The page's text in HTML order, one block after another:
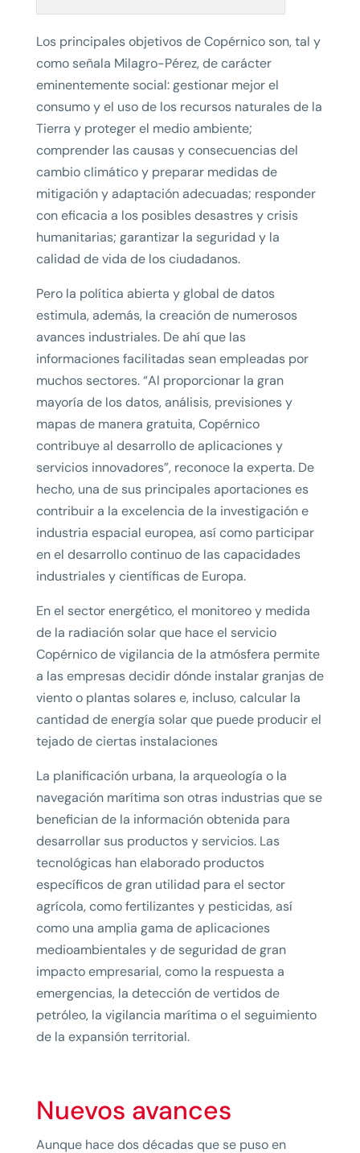
Los principales objetivos de Copérnico son, tal y
como señala Milagro-Pérez, de carácter
eminentemente social: gestionar mejor el
consumo y el uso de los recursos naturales de la
Tierra y proteger el medio ambiente;
comprender las causas y consecuencias del
cambio climático y preparar medidas de
mitigación y adaptación adecuadas; responder
con eficacia a los posibles desastres y crisis
humanitarias; garantizar la seguridad y la
calidad de vida de los ciudadanos.
Pero la política abierta y global de datos
estimula, además, la creación de numerosos
avances industriales. De ahí que las
informaciones facilitadas sean empleadas por
muchos sectores. “Al proporcionar la gran
mayoría de los datos, análisis, previsiones y
mapas de manera gratuita, Copérnico
contribuye al desarrollo de aplicaciones y
servicios innovadores”, reconoce la experta. De
hecho, una de sus principales aportaciones es
contribuir a la excelencia de la investigación e
industria espacial europea, así como participar
en el desarrollo continuo de las capacidades
industriales y científicas de Europa.
En el sector energético, el monitoreo y medida
de la radiación solar que hace el servicio
Copérnico de vigilancia de la atmósfera permite
a las empresas decidir dónde instalar granjas de
viento o plantas solares e, incluso, calcular la
cantidad de energía solar que puede producir el
tejado de ciertas instalaciones
La planificación urbana, la arqueología o la
navegación marítima son otras industrias que se
benefician de la información obtenida para
desarrollar sus productos y servicios. Las
tecnológicas han elaborado productos
específicos de gran utilidad para el sector
agrícola, como fertilizantes y pesticidas, así
como una amplia gama de aplicaciones
medioambientales y de seguridad de gran
impacto empresarial, como la respuesta a
emergencias, la detección de vertidos de
petróleo, la vigilancia marítima o el seguimiento
de la expansión territorial.
Nuevos avances
Aunque hace dos décadas que se puso en